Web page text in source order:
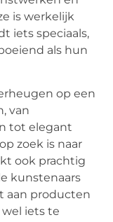
is werkelijk
iets speciaals,
als hun
op een
van
tot elegant
zoek is naar
ook prachtig
kunstenaars
aan producten
iets te